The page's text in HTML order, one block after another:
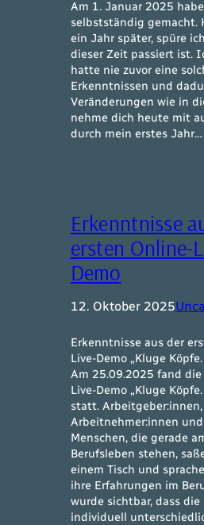
Am 1. Januar 2025
selbstständig gemacht.
ein Jahr später, spüre
dieser Zeit passiert ist.
hatte nie zuvor eine
Erkenntnissen und
Veränderungen wie in
nehme dich heute mit
durch mein erstes Jahr…
Erkenntnisse
ersten Online-
Demo
12. Oktober 2025
Erkenntnisse aus der
Live-Demo „Kluge
Am 25.09.2025 fand
Live-Demo „Kluge
statt.
Arbeitnehmer:innen
Menschen, die gerade
Berufsleben stehen,
einem Tisch und
ihre Erfahrungen im
wurde sichtbar, dass die
individuell